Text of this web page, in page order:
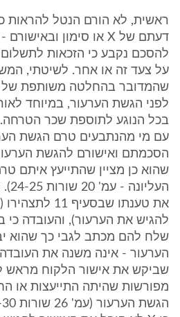
ראשית, לא הורם הנטל להראות
להסכם נקבע כי הזכאות
על צעד זה או אחר. לשיטתי,
שהמדובר בהחלטה משותפת של
לפני הגשת הערעור, במיוחד
עם מי מהנתבעים טרם הגשת
הסכמתם ואישורם להגשת
שהוא כן מציין שהתייעץ איתם
שלח להם מכתב לגבי כך שהוא
הערעור - אינה משנה את
מפורשות שהיתה התייעצות או